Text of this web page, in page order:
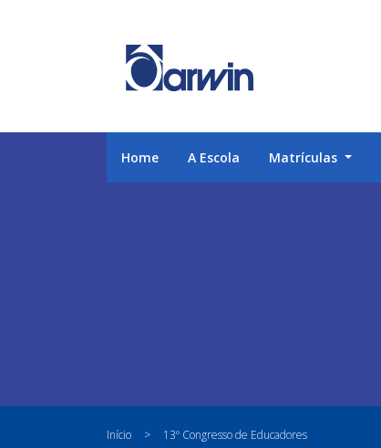
Home A Escola Matrículas
Início > 13º Congresso de Educadores